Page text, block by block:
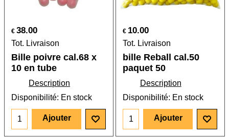
€ 38.00
Tot. Livraison
Bille poivre cal.68 x
10 en tube
Description
Disponibilité: En stock
Ajouter
€ 10.00
Tot. Livraison
bille Reball cal.50
paquet 50
Description
Disponibilité: En stock
Ajouter